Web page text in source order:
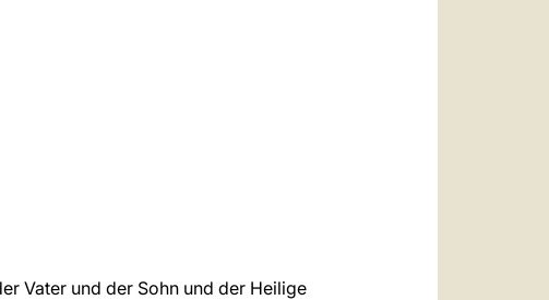
Vater und der Sohn und der Heilige